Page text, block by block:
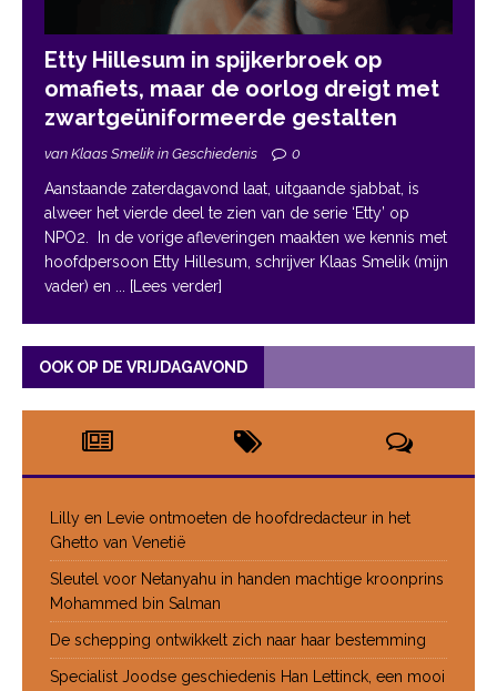
Etty Hillesum in spijkerbroek op
omafiets, maar de oorlog dreigt met
zwartgeüniformeerde gestalten
van Klaas Smelik in Geschiedenis 0
Aanstaande zaterdagavond laat, uitgaande sjabbat, is
alweer het vierde deel te zien van de serie ‘Etty’ op
NPO2. In de vorige afleveringen maakten we kennis met
hoofdpersoon Etty Hillesum, schrijver Klaas Smelik (mijn
vader) en ... [Lees verder]
OOK OP DE VRIJDAGAVOND
Lilly en Levie ontmoeten de hoofdredacteur in het
Ghetto van Venetië
Sleutel voor Netanyahu in handen machtige kroonprins
Mohammed bin Salman
De schepping ontwikkelt zich naar haar bestemming
Specialist Joodse geschiedenis Han Lettinck, een mooi